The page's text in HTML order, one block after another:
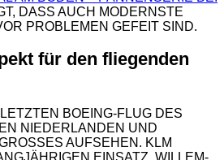
DASS AUCH MODERNSTE
PROBLEMEN GEFEIT SIND.
für den fliegenden
BOEING-FLUG DES
NIEDERLANDEN UND
AUFSEHEN. KLM W
EINSATZ. WILLEM-A